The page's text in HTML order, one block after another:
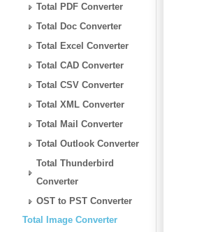
Total PDF Converter
Total Doc Converter
Total Excel Converter
Total CAD Converter
Total CSV Converter
Total XML Converter
Total Mail Converter
Total Outlook Converter
Total Thunderbird
Converter
OST to PST Converter
Total Image Converter